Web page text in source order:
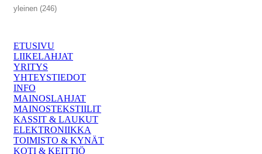
yleinen (246)
ETUSIVU
LIIKELAHJAT
YRITYS
YHTEYSTIEDOT
INFO
MAINOSLAHJAT
MAINOSTEKSTIILIT
KASSIT & LAUKUT
ELEKTRONIIKKA
TOIMISTO & KYNÄT
KOTI & KEITTIÖ